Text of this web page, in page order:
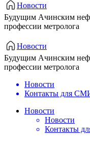
Новости
Будущим Ачинским
профессии метролога
Новости
Будущим Ачинским
профессии метролога
Новости
Контакты для
Новости
Новости
Контакты